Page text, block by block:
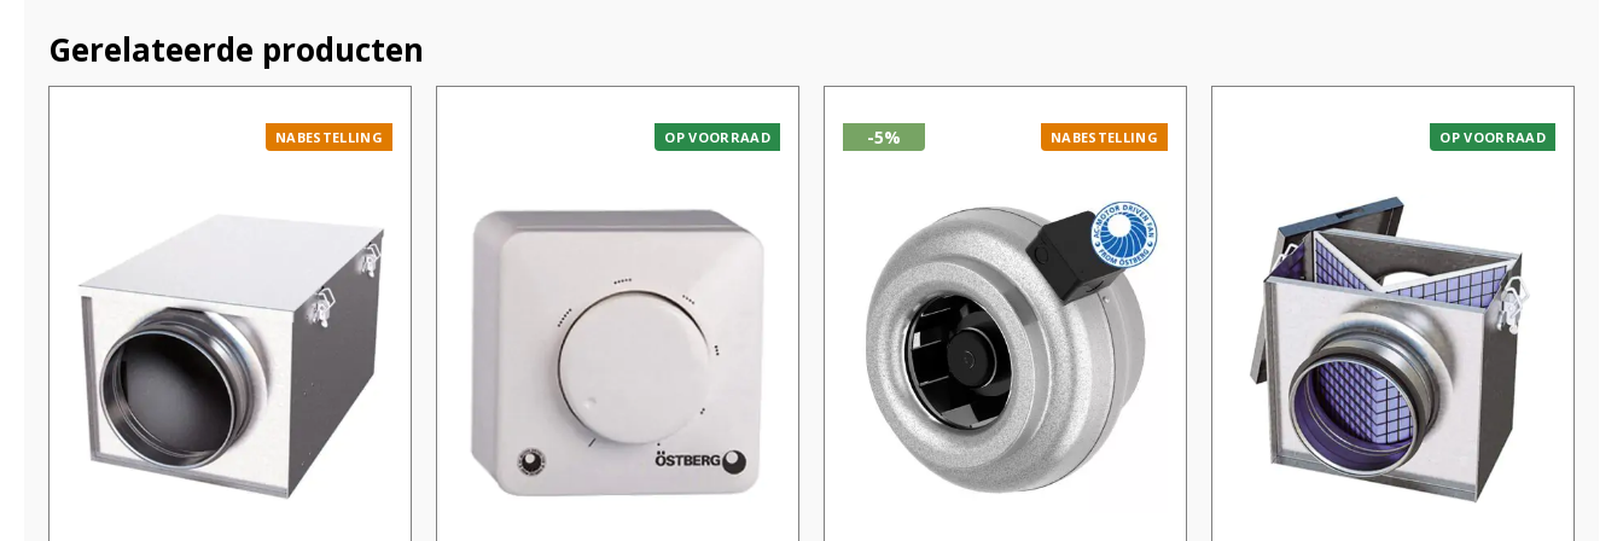
Gerelateerde producten
NABESTELLING OP VOORRAAD -5% NABESTELLING OP VOORRAAD